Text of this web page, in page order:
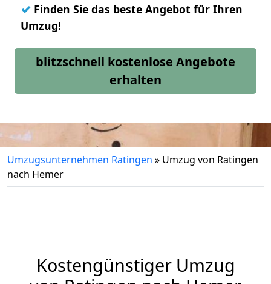
✓ Finden Sie das beste Angebot für Ihren
Umzug!
blitzschnell kostenlose Angebote
erhalten
Umzugsunternehmen Ratingen » Umzug von Ratingen
nach Hemer
Kostengünstiger Umzug